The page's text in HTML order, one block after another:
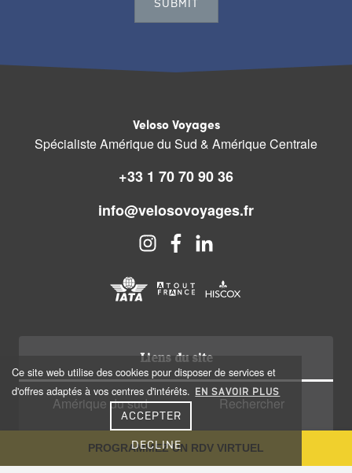
Ce site web utilise des cookies pour disposer de services et
d'offres adaptés à vos centres d'intérêts.
EN SAVOIR PLUS
DECLINE
ACCEPTER
PROGRAMMEZ UN RDV VIRTUEL
Veloso Voyages
Spécialiste Amérique du Sud & Amérique Centrale
+33 1 70 70 90 36
info@velosovoyages.fr
Liens du site
Amérique du sud
Amérique centrale
Caraïbes
Rechercher
Qui sommes nous?
Recrutement